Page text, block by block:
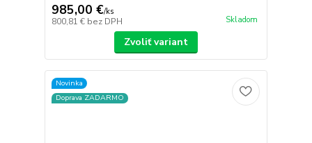
985,00 €/ks
800,81 € bez DPH Skladom
Zvoliť variant
Novinka
Doprava ZADARMO